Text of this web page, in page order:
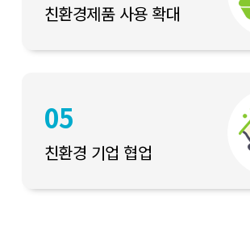
친환경제품 사용 확대
05
친환경 기업 협업